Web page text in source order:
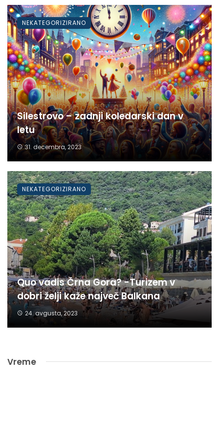
Silestrovo – zadnji koledarski dan v
letu
31. decembra, 2023
NEKATEGORIZIRANO
Quo vadis Črna Gora? -Turizem v
dobri želji kaže največ Balkana
24. avgusta, 2023
NEKATEGORIZIRANO
Vreme